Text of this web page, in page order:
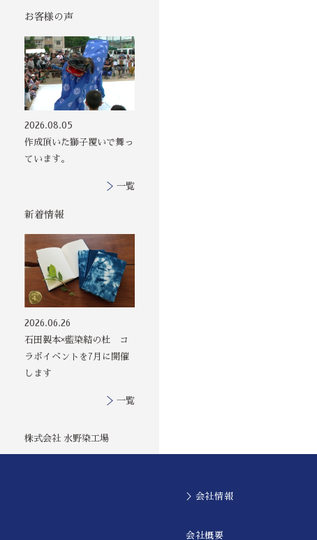
お客様の声
その他の印染商
品
2026.08.05
作成頂いた獅子覆いで舞っ
ています。
一覧
新着情報
2026.06.26
石田製本×藍染結の杜 コ
ラボイベントを7月に開催
します
一覧
株式会社 水野染工場
＞会社情報
会社概要